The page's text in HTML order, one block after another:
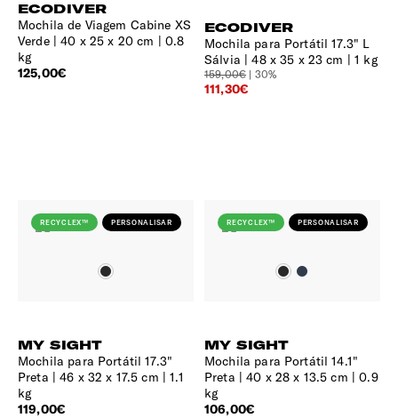
ECODIVER
Mochila de Viagem Cabine XS
Verde
40 x 25 x 20 cm | 0.8
kg
125,00€
ECODIVER
Mochila para Portátil 17.3" L
Sálvia
48 x 35 x 23 cm | 1 kg
159,00€ | 30%
111,30€
RECYCLEX™ PERSONALISAR
MY SIGHT
Mochila para Portátil 17.3"
Preta
46 x 32 x 17.5 cm | 1.1
kg
119,00€
RECYCLEX™ PERSONALISAR
MY SIGHT
Mochila para Portátil 14.1"
Preta
40 x 28 x 13.5 cm | 0.9
kg
106,00€